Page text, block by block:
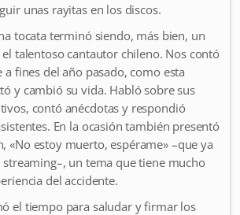
unas rayitas en los discos.
tocata terminó siendo, más bien, un
talentoso cantautor chileno. Nos contó
a fines del año pasado, como esta
y cambió su vida. Habló sobre sus
contó anécdotas y respondió
En la ocasión también presentó
«No estoy muerto, espérame» –que ya
un tema que tiene mucho
del accidente.
el tiempo para saludar y firmar los